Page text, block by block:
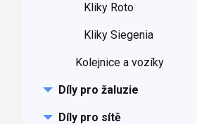
Kliky Roto
Kliky Siegenia
Kolejnice a vozíky
Díly pro žaluzie
Díly pro sítě